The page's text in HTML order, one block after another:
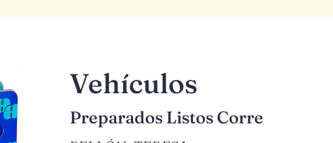
Vehículos
Preparados Listos Corre